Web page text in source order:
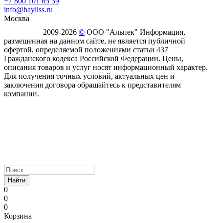
info@bayliss.ru
Москва
2009-2026 © ООО "Альпек" Информация,
размещенная на данном сайте, не является публичной
офертой, определяемой положениями статьи 437
Гражданского кодекса Российской Федерации. Цены,
описания товаров и услуг носят информационный характер.
Для получения точных условий, актуальных цен и
заключения договора обращайтесь к представителям
компании.
Найти
0
0
0
Корзина